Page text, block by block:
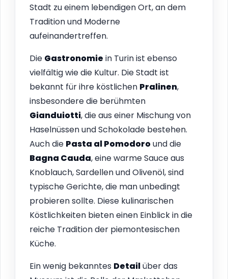
Stadt zu einem lebendigen Ort, an dem
Tradition und Moderne
aufeinandertreffen.
Die Gastronomie in Turin ist ebenso
vielfältig wie die Kultur. Die Stadt ist
bekannt für ihre köstlichen Pralinen,
insbesondere die berühmten
Gianduiotti, die aus einer Mischung von
Haselnüssen und Schokolade bestehen.
Auch die Pasta al Pomodoround die
Bagna Cauda, eine warme Sauce aus
Knoblauch, Sardellen und Olivenöl, sind
typische Gerichte, die man unbedingt
probieren sollte. Diese kulinarischen
Köstlichkeiten bieten einen Einblick in die
reiche Tradition der piemontesischen
Küche.
Ein wenig bekanntes Detailüber das